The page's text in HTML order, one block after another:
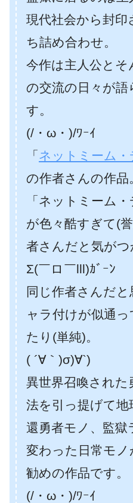
現代社会から封印
ち詰め合わせ。
今作は主人公とそ
の交流の日々が
す。
(/・ω・)/ﾜｰｲ
「 ネットミーム
の作者さんの作品
「ネットミーム
が色々酷すぎて(
者さんだと気がつ
Σ(￣ロ￣lll)ｶﾞｰﾝ
同じ作者さんだ
ャラ付けが似通
たり(単純)。
( ´∀｀)σ)∀`)
異世界召喚された
法を引っ提げて
還勇者モノ、監獄
変わった日常モ
勧めの作品です。
(/・ω・)/ﾜｰｲ